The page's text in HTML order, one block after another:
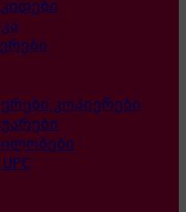
კოპიერები